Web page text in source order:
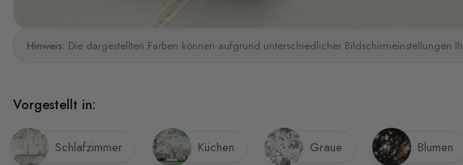
Hinweis: Die dargestellten Farben können aufgrund unterschiedlicher
Vorgestellt in:
Schlafzimmer Küchen Graue Blumen